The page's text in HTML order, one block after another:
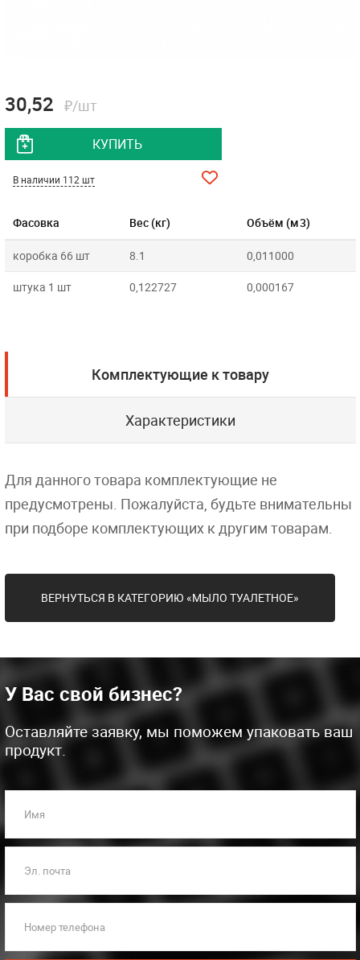
Фасовка Вес (кг) Объём (м3)
коробка 66 шт 8.1 0,011000
штука 1 шт 0,122727 0,000167
30,52 ₽/шт
КУПИТЬ
В наличии 112 шт
Комплектующие к товару
Характеристики
Для данного товара комплектующие не
предусмотрены. Пожалуйста, будьте внимательны
при подборе комплектующих к другим товарам.
ВЕРНУТЬСЯ В КАТЕГОРИЮ «МЫЛО ТУАЛЕТНОЕ»
У Вас свой бизнес?
Оставляйте заявку, мы поможем упаковать ваш
продукт.
Имя
Эл. почта
Номер телефона